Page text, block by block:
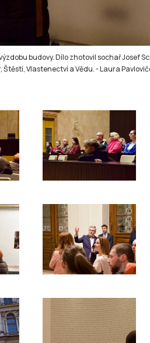
budovy. Dílo zhotovil sochař Josef
Vlastenectví a Vědu.-Laura